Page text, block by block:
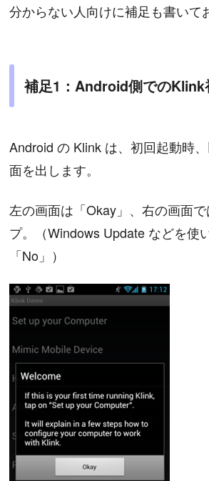
分からない人向けに補足も書いて
補足1：Android側でのKlink
Android の Klink は、初回起動時
面を出します。
左の画面は「Okay」、右の画面
プ。（Windows Update などを使
「No」）